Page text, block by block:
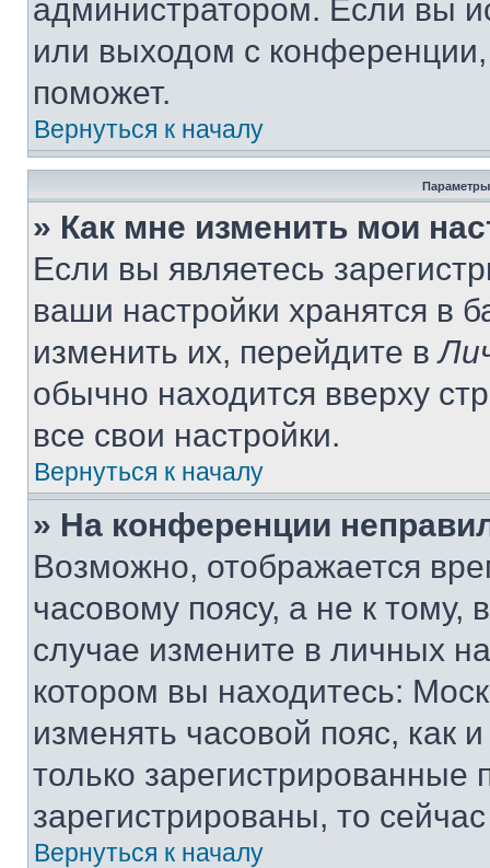
администратором. Если вы
или выходом с
поможет.
Вернуться к началу
Параметры
» Как мне изменить мои
Если вы являетесь
ваши настройки хранятся в
изменить их, перейдите в
обычно находится вверху
все свои настройки.
Вернуться к началу
» На конференции
Возможно, отображается
часовому поясу, а не к тому,
случае измените в личных
котором вы находитесь:
изменять часовой пояс, как
только
зарегистрированы, то
Вернуться к началу